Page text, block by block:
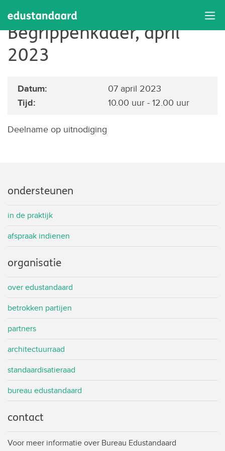
Redactieteam ROSA
Begrippenkader, april
2023
Datum: 07 april 2023
Tijd: 10.00 uur - 12.00 uur
Deelname op uitnodiging
ondersteunen
in de praktijk
afspraak indienen
organisatie
over edustandaard
betrokken partijen
partners
architectuurraad
standaardisatieraad
bureau edustandaard
contact
Voor meer informatie over Bureau Edustandaard